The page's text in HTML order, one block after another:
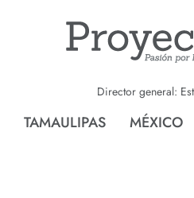
Director general:
TAMAULIPAS MÉXICO